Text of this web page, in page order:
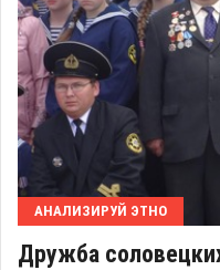
АНАЛИЗИРУЙ ЭТНО
Дружба